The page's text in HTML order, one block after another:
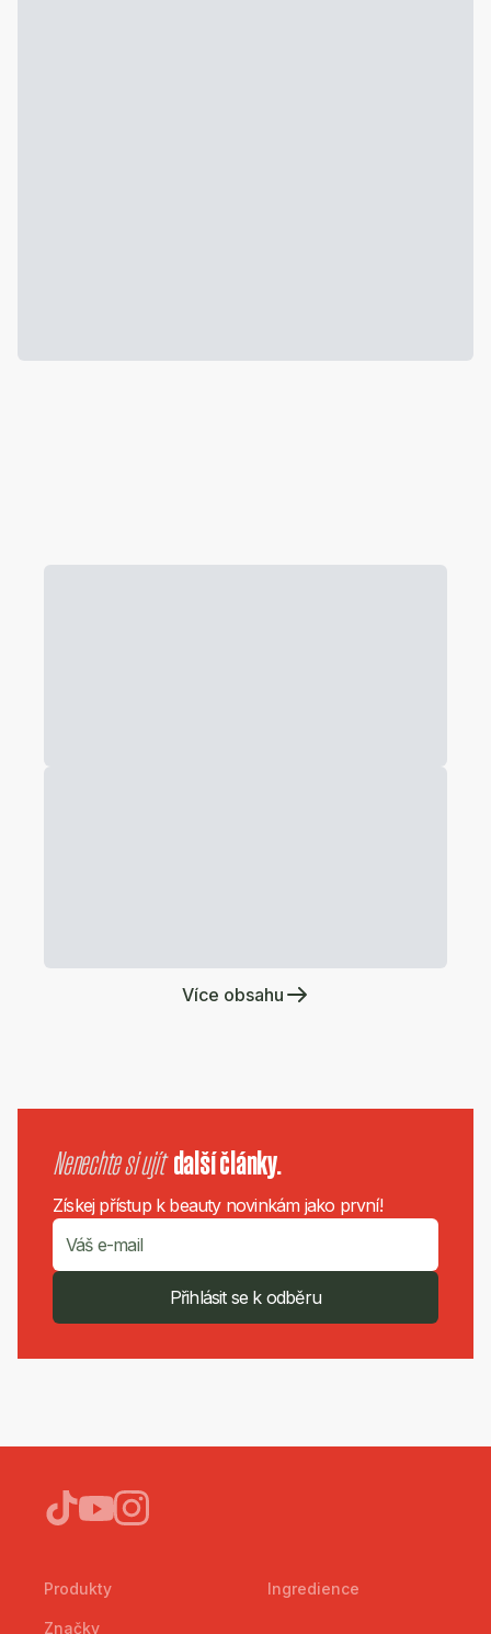
Více obsahu
Nenechte si ujít další články.
Získej přístup k beauty novinkám jako první!
Přihlásit se k odběru
Produkty
Značky
Ingredience